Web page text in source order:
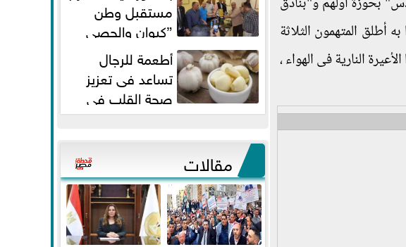
أطلق المتهمون الثلاثة
النارية فى الهواء ،
مستقبل وطن
”كيوان والحصي
والتمامي وابوحجازي وعيسي” أمانه
كفر...
أطعمة للرجال
تساعد فى تعزيز
صحة القلب فى
سن الأربعين
مقالات